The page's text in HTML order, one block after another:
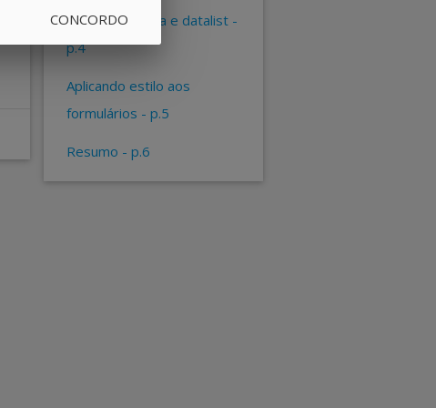
CONCORDO
select, textarea e datalist -
p.4
aplicando estilo aos
formulários - p.5
resumo - p.6